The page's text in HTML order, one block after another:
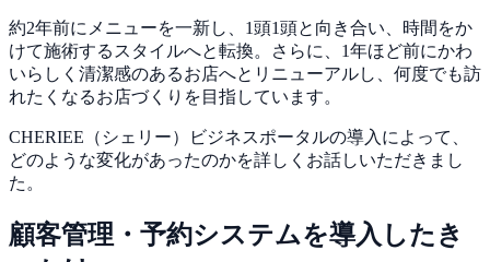
約2年前にメニューを一新し、1頭1頭と向き合い、時間をか
けて施術するスタイルへと転換。さらに、1年ほど前にかわ
いらしく清潔感のあるお店へとリニューアルし、何度でも訪
れたくなるお店づくりを目指しています。
CHERIEE（シェリー）ビジネスポータルの導入によって、
どのような変化があったのかを詳しくお話しいただきまし
た。
顧客管理・予約システムを導入したき